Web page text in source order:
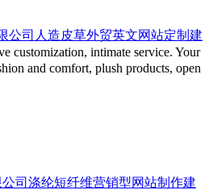
公司人造皮草外贸英文网站定制建
customization, intimate service. Your
and comfort, plush products, open
司涤纶短纤维营销型网站制作建